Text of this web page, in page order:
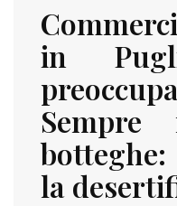
in
la